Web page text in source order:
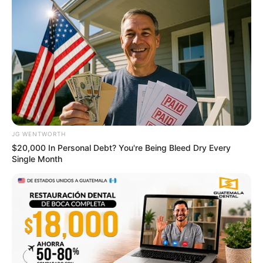
Movies
BRAINBERRIES
JG WENTWORTH
$20,000 In Personal Debt? You're Being Bleed Dry Every
Single Month